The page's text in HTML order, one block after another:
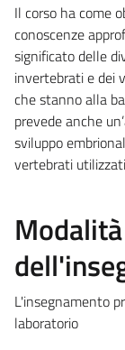
Il corso ha come
conoscenze
significato delle
invertebrati e dei
che stanno alla
prevede anche
sviluppo
vertebrati
L'insegnamento
laboratorio